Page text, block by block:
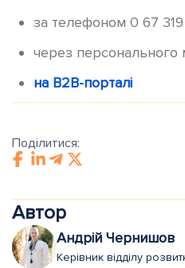
за телефоном 0 67
через
на B2B-порталі
Поділитися:
Автор
Андрій Чернишов
Керівник відділу